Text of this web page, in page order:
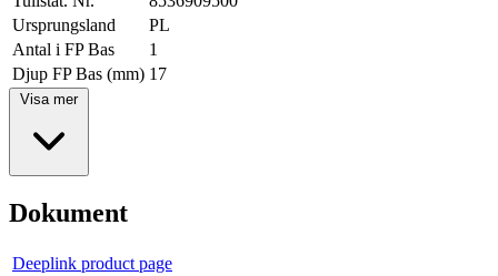
Ursprungsland
PL
Antal i FP Bas
1
Djup FP Bas (mm) 17
Visa mer
Dokument
Deeplink product page